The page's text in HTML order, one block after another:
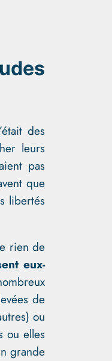
des
leurs
pas
que
libertés
rien de
eux-
de
ou
ou elles
grande